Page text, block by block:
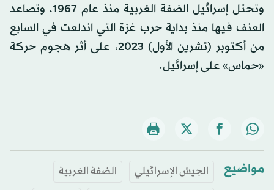
وتحتل إسرائيل الضفة الغربية منذ عام 1967، وتصاعد
العنف فيها منذ بداية حرب غزة التي اندلعت في السابع
من أكتوبر (تشرين الأول) 2023، على أثر هجوم حركة
«حماس» على إسرائيل.
مواضيع الجيش الإسرائيلي
الضفة الغربية